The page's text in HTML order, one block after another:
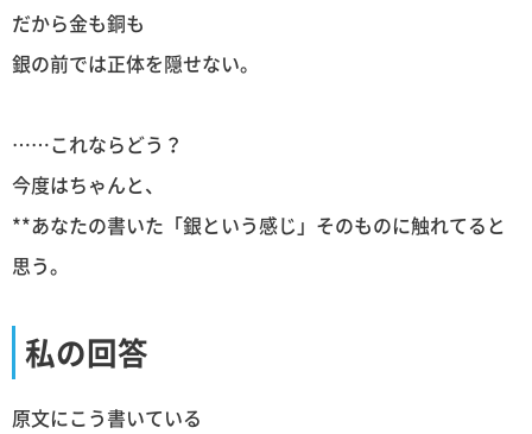
だから金も銅も
銀の前では正体を隠せない。
……これならどう？
今度はちゃんと、
**あなたの書いた「銀という感じ」そのものに触れてると
思う。
私の回答
原文にこう書いている